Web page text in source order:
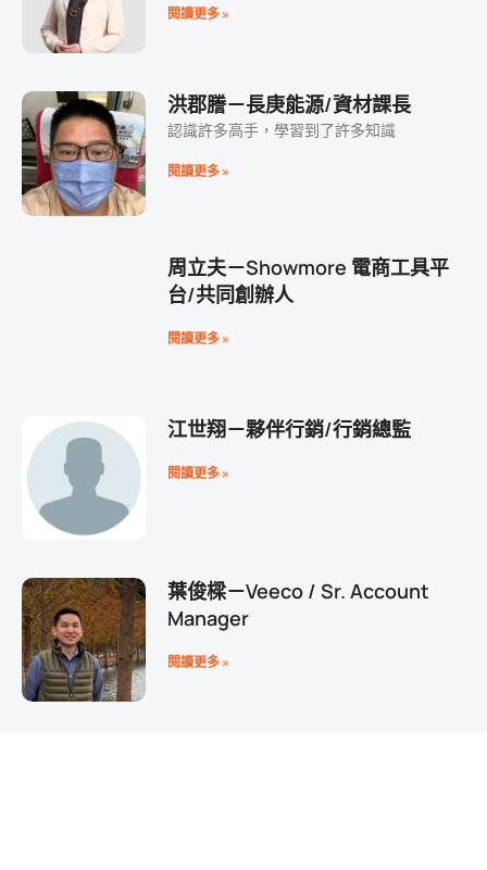
閱讀更多 »
洪郡謄－長庚能源/資材課長
認識許多高手，學習到了許多知識
閱讀更多 »
周立夫－Showmore 電商工具平
台/共同創辦人
閱讀更多 »
江世翔－夥伴行銷/行銷總監
閱讀更多 »
葉俊樑－Veeco / Sr. Account
Manager
閱讀更多 »